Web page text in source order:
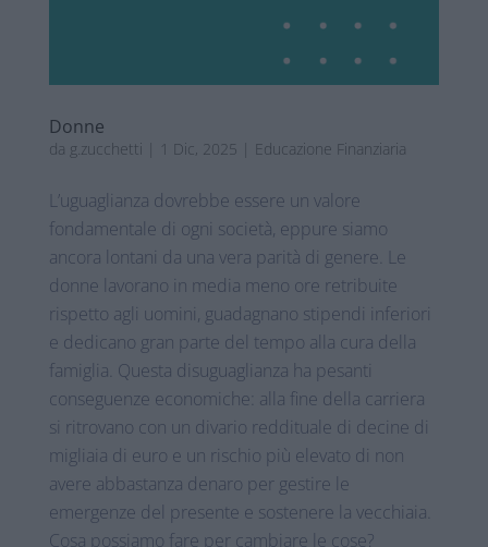
Donne
da g.zucchetti 1 Dic, 2025 Educazione Finanziaria
L’uguaglianza dovrebbe essere un valore
fondamentale di ogni società, eppure siamo
ancora lontani da una vera parità di genere. Le
donne lavorano in media meno ore retribuite
rispetto agli uomini, guadagnano stipendi inferiori
e dedicano gran parte del tempo alla cura della
famiglia. Questa disuguaglianza ha pesanti
conseguenze economiche: alla fine della carriera
si ritrovano con un divario reddituale di decine di
migliaia di euro e un rischio più elevato di non
avere abbastanza denaro per gestire le
emergenze del presente e sostenere la vecchiaia.
Cosa possiamo fare per cambiare le cose?